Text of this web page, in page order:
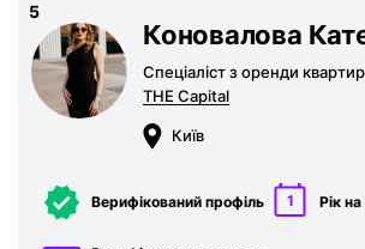
5
Коновалова
Спеціаліст з оренди квартир
THE Capital
Київ
Верифікований профіль 1 Рік на